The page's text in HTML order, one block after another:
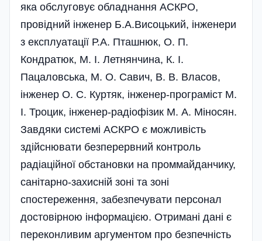
яка обслуговує обладнання АСКРО,
провідний інженер Б.А.Висоцький, інженери
з експлуатації Р.А. Пташнюк, О. П.
Кондратюк, М. І. Летнянчина, К. І.
Пацаловська, М. О. Савич, В. В. Власов,
інженер О. С. Куртяк, інженер-програміст М.
І. Троцик, інженер-радіофізик М. А. Міносян.
Завдяки системі АСКРО є можливість
здійснювати безперервний контроль
радіаційної обстановки на проммайданчику,
санітарно-захисній зоні та зоні
спостереження, забезпечувати персонал
достовірною інформацією. Отримані дані є
переконливим аргументом про безпечність